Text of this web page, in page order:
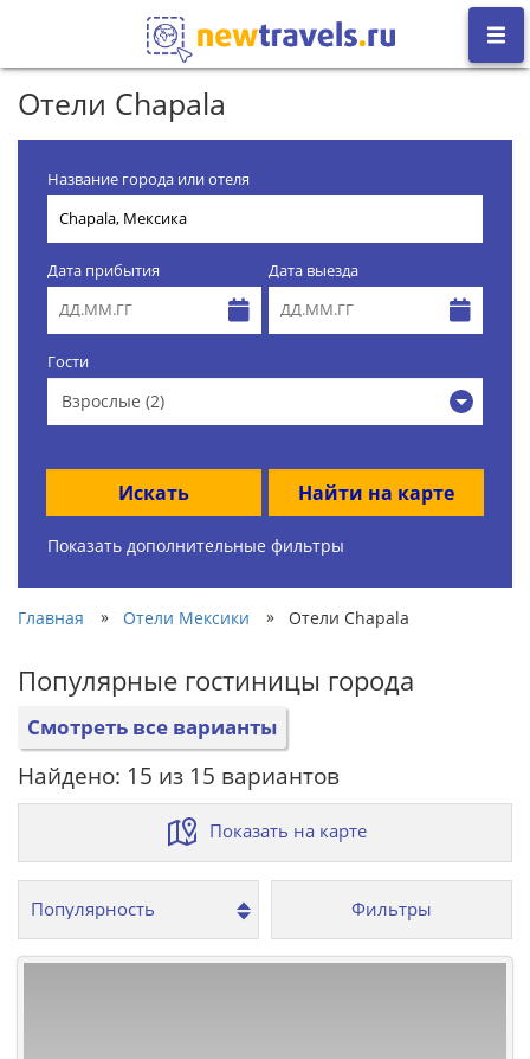
Отели Chapala
Название города или отеля
Дата прибытия Дата выезда
Гости
Взрослые (2)
Искать Найти на карте
Показать дополнительные фильтры
Главная » Отели Мексики » Отели Chapala
Популярные гостиницы города
Смотреть все варианты
Найдено: 15 из 15 вариантов
Показать на карте
Фильтры